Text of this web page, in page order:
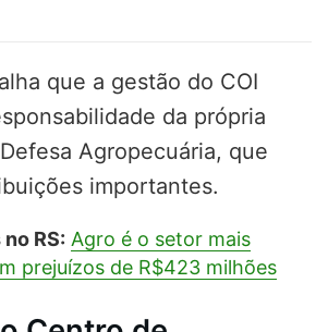
que a gestão do COI
da própria
Agropecuária, que
importantes.
RS: Agro é o setor mais
prejuízos de R$423 milhões